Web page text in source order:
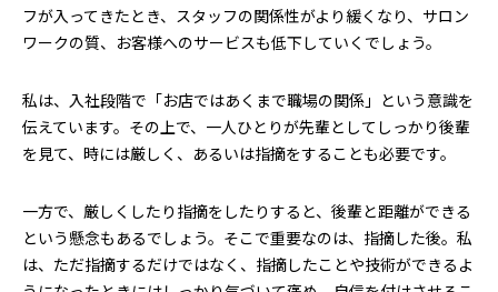
フが入ってきたとき、スタッフの関係性がより緩くなり、サロン
ワークの質、お客様へのサービスも低下していくでしょう。
私は、入社段階で「お店ではあくまで職場の関係」という意識を
伝えています。その上で、一人ひとりが先輩としてしっかり後輩
を見て、時には厳しく、あるいは指摘をすることも必要です。
一方で、厳しくしたり指摘をしたりすると、後輩と距離ができる
という懸念もあるでしょう。そこで重要なのは、指摘した後。私
は、ただ指摘するだけではなく、指摘したことや技術ができるよ